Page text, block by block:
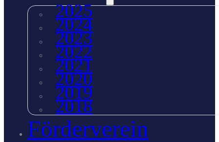
2025
2024
2023
2022
2021
2020
2019
2018
Förderverein